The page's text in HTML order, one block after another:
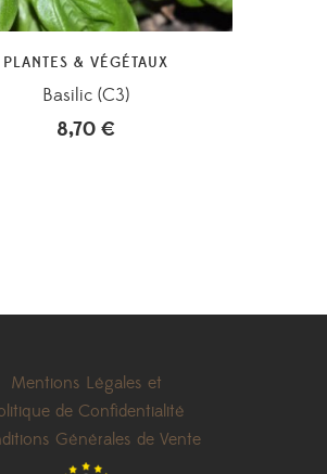
PLANTES & VÉGÉTAUX
Basilic (C3)
8,70 €
Mentions Légales et
de Confidentialité
Générales de Vente